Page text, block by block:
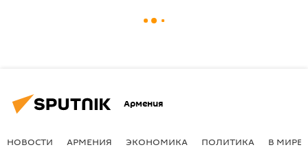
Армения
НОВОСТИ АРМЕНИЯ ЭКОНОМИКА ПОЛИТИКА В МИРЕ